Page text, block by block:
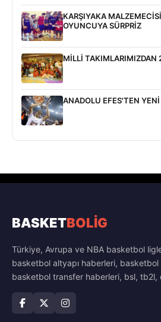
KARŞIYAKA
OYUNCUYA SÜRPRİZ
MİLLİ TAKIMLARIMIZDAN
ANADOLU EFES'TEN
BASKETBOLİG
Türkiye, Avrupa ve NBA basketbol
basketbol altyapı haberleri, basketbol
basketbol transfer haberleri, bsl, tb2l,